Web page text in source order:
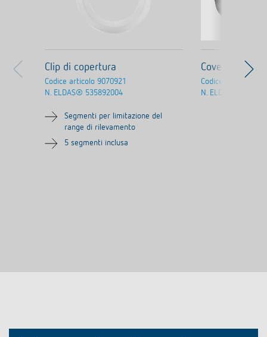
Clip di copertura
Codice articolo 9070921
N. ELDAS® 535892004
Segmenti per limitazione del
range di rilevamento
5 segmenti inclusa
Cover 110 BK
Codice articolo
N. ELDAS®